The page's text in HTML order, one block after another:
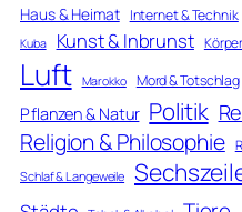
Haus & Heimat Internet & Technik
Kuba Kunst & Inbrunst
Luft Marokko Mord & Totschlag
Pflanzen & Natur Politik
Religion & Philosophie
Schlaf & Langeweile